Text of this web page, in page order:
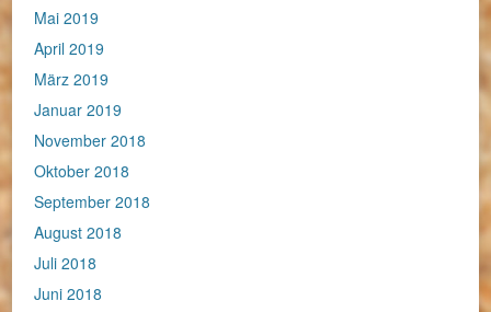
Mai 2019
April 2019
März 2019
Januar 2019
November 2018
Oktober 2018
September 2018
August 2018
Juli 2018
Juni 2018